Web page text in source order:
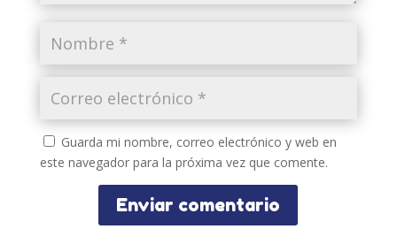
Guarda mi nombre, correo electrónico y web en
este navegador para la próxima vez que comente.
Enviar comentario